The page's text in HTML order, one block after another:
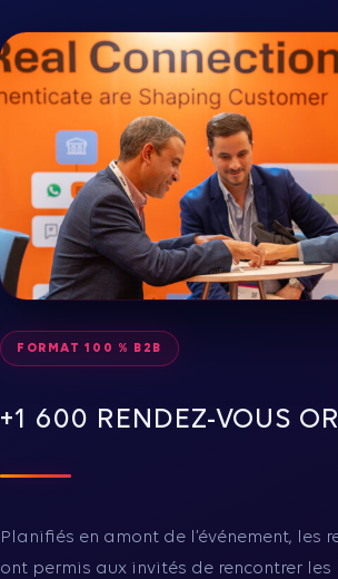
FORMAT 100 % B2B
+1 600 RENDEZ-VOUS
Planifiés en amont de l’événement, les
ont permis aux invités de rencontrer les